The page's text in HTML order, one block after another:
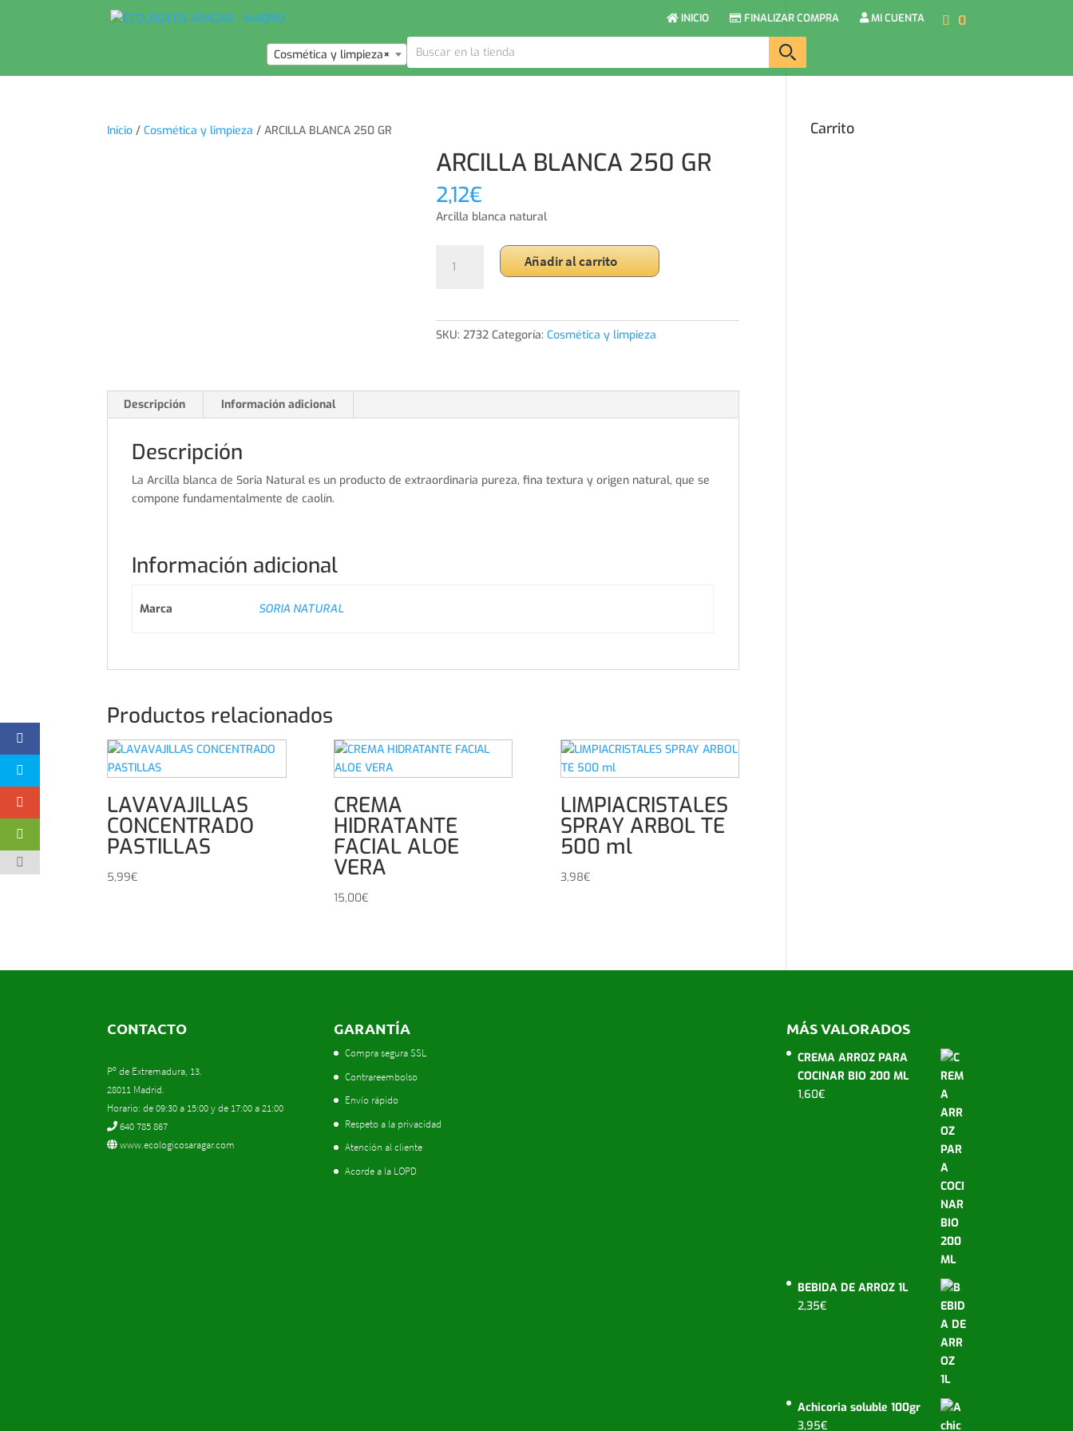
INICIO FINALIZAR COMPRA MI CUENTA 0
×
Cosmética y limpieza
Inicio /Cosmética y limpieza / ARCILLA BLANCA 250 GR
ARCILLA BLANCA 250 GR
2,12€
Arcilla blanca natural
BLANCA
cantidad
Añadir al carrito
SKU:2732 Categoría:Cosmética y limpieza
Descripción Información adicional
Descripción
La Arcilla blanca de Soria Natural es un producto de extraordinaria pureza, fina textura y origen natural, que se
compone fundamentalmente de caolín.
Información adicional
Marca SORIA NATURAL
Productos relacionados
LAVAVAJILLAS
CONCENTRADO
PASTILLAS
5,99€
CREMA
HIDRATANTE
FACIAL ALOE
VERA
15,00€
LIMPIACRISTALES
SPRAY ARBOL TE
500 ml
3,98€
Carrito
CONTACTO
Pº de Extremadura, 13.
28011 Madrid.
Horario: de 09:30 a 15:00 y de 17:00 a 21:00
640 785 867
www.ecologicosaragar.com
GARANTÍA
Compra segura SSL
Contrareembolso
Envío rápido
Respeto a la privacidad
Atención al cliente
Acorde a la LOPD
MÁS VALORADOS
CREMA ARROZ PARA
COCINAR BIO 200 ML
1,60€
BEBIDA DE ARROZ 1L
2,35€
Achicoria soluble 100gr
3,95€